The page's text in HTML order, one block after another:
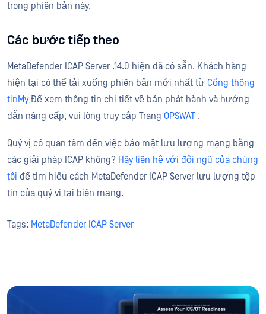
trong phiên bản này.
Các bước tiếp theo
MetaDefender ICAP Server .14.0 hiện đã có sẵn. Khách hàng
hiện tại có thể tải xuống phiên bản mới nhất từ Cổng thông
tinMyĐể xem thông tin chi tiết về bản phát hành và hướng
dẫn nâng cấp, vui lòng truy cập Trang OPSWAT .
Quý vị có quan tâm đến việc bảo mật lưu lượng mạng bằng
các giải pháp ICAP không? Hãy liên hệ với đội ngũ của chúng
tôi để tìm hiểu cách MetaDefender ICAP Server lưu lượng tệp
tin của quý vị tại biên mạng.
Tags: MetaDefender ICAP Server